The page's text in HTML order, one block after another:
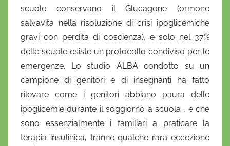
scuole conservano il Glucagone (ormone
salvavita nella risoluzione di crisi ipoglicemiche
gravi con perdita di coscienza), e solo nel 37%
delle scuole esiste un protocollo condiviso per le
emergenze. Lo studio ALBA condotto su un
campione di genitori e di insegnanti ha fatto
rilevare come i genitori abbiano paura delle
ipoglicemie durante il soggiorno a scuola , e che
sono essenzialmente i familiari a praticare la
terapia insulinica, tranne qualche rara eccezione